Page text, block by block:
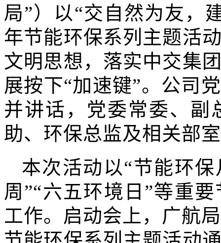
局”）以“交自然为友，
年节能环保系列主题活
文明思想，落实中交集
展按下“加速键”。公司
并讲话，党委常委、副
助、环保总监及相关部
本次活动以“节能环
周”“六五环境日”等重
工作。启动会上，广航